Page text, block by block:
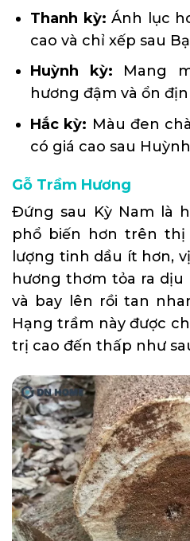
Thanh kỳ:Ánh lục
cao và chỉ xếp sau
Huỳnh kỳ: Mang
hương đậm và ổn
Hắc kỳ: Màu đen
có giá cao sau
Gỗ Trầm Hương
Đứng sau Kỳ Nam là
phổ biến hơn trên thị
lượng tinh dầu ít hơn,
hương thơm tỏa ra
và bay lên rồi tan
Hạng trầm này được
trị cao đến thấp như